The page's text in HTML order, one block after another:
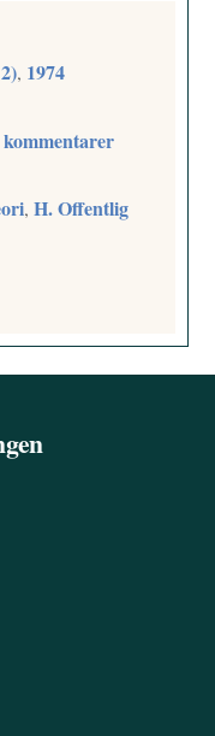
, 1974
,H. Offentlig